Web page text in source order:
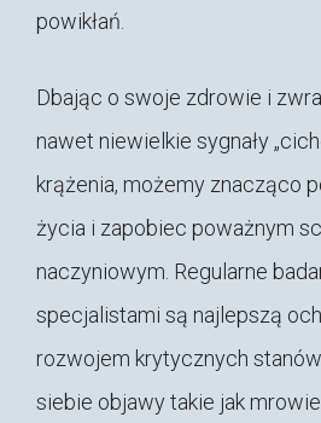
powikłań.
Dbając o swoje zdrowie i
nawet niewielkie sygnały
krążenia, możemy znacząco
życia i zapobiec poważnym
naczyniowym. Regularne
specjalistami są najlepszą
rozwojem krytycznych
siebie objawy takie jak